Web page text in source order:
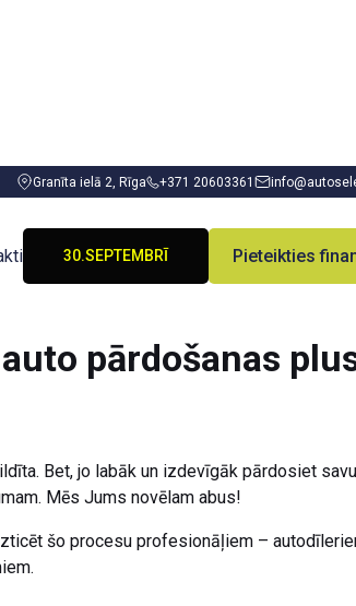
Granīta ielā 2, Rīga +371 20603361
30.SEPTEMBRĪ
Pieteikties
pārdošanas
Bet, jo labāk un izdevīgāk pārdosiet
Mēs Jums novēlam abus!
šo procesu profesionāļiem –